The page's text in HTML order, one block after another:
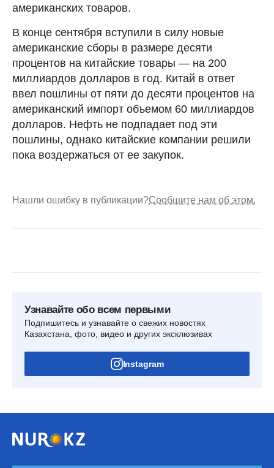
американских товаров.
В конце сентября вступили в силу новые
американские сборы в размере десяти
процентов на китайские товары — на 200
миллиардов долларов в год. Китай в ответ
ввел пошлины от пяти до десяти процентов на
американский импорт объемом 60 миллиардов
долларов. Нефть не подпадает под эти
пошлины, однако китайские компании решили
пока воздержаться от ее закупок.
Нашли ошибку в публикации?Сообщите нам об этом.
Узнавайте обо всем первыми
Подпишитесь и узнавайте о свежих новостях
Казахстана, фото, видео и других эксклюзивах
Instagram